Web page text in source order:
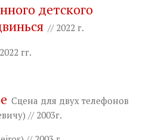
детского
// 2022 г.
гг.
Сцена для двух телефонов
// 2003г.